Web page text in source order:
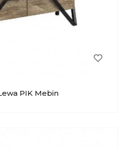
PIK Mebin